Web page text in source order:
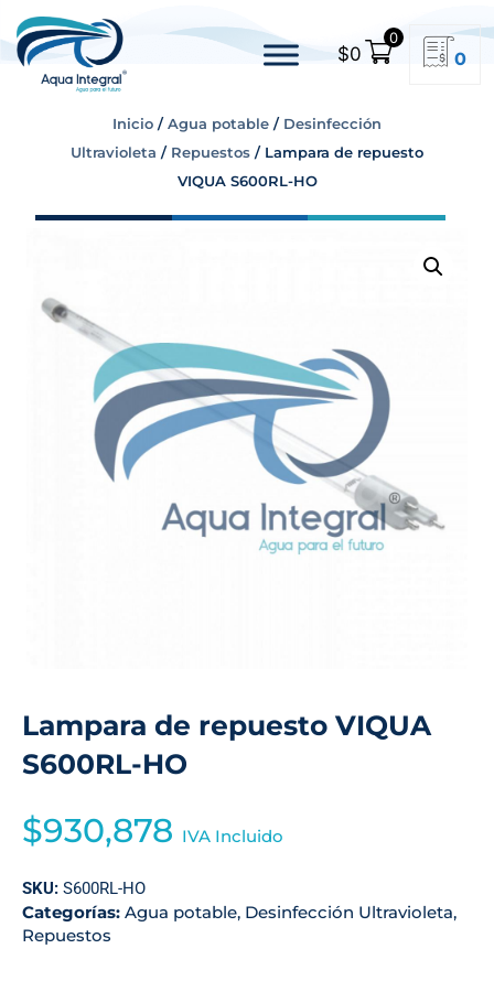
$0
0
0
Inicio /Agua potable / Desinfección
Ultravioleta / Repuestos / Lampara de repuesto
VIQUA S600RL-HO
Lampara de repuesto VIQUA
S600RL-HO
$930,878 IVA Incluido
SKU: S600RL-HO
Categorías: Agua potable, Desinfección Ultravioleta,
Repuestos